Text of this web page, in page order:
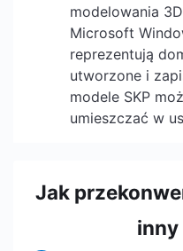
modelowania
Microsoft
reprezentują
utworzone i
modele SKP
umieszczać w
Jak